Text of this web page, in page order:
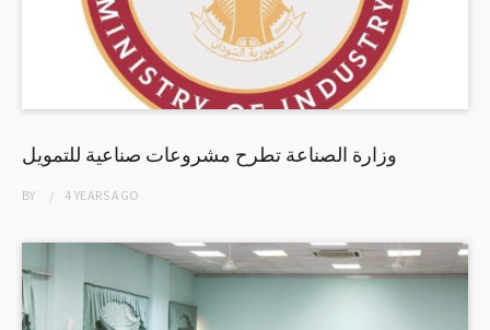
وزارة الصناعة تطرح مشروعات صناعية للتمويل
BY 4 YEARSAGO